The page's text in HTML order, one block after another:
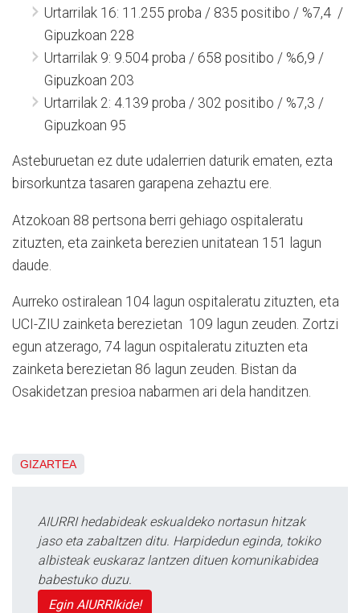
Urtarrilak 16: 11.255 proba / 835 positibo / %7,4 /
Gipuzkoan 228
Urtarrilak 9: 9.504 proba / 658 positibo / %6,9 /
Gipuzkoan 203
Urtarrilak 2: 4.139 proba / 302 positibo / %7,3 /
Gipuzkoan 95
Asteburuetan ez dute udalerrien daturik ematen, ezta
birsorkuntza tasaren garapena zehaztu ere.
Atzokoan 88 pertsona berri gehiago ospitaleratu
zituzten, eta zainketa berezien unitatean 151 lagun
daude.
Aurreko ostiralean 104 lagun ospitaleratu zituzten, eta
UCI-ZIU zainketa berezietan 109 lagun zeuden. Zortzi
egun atzerago, 74 lagun ospitaleratu zituzten eta
zainketa berezietan 86 lagun zeuden. Bistan da
Osakidetzan presioa nabarmen ari dela handitzen.
GIZARTEA
AIURRI hedabideak eskualdeko nortasun hitzak
jaso eta zabaltzen ditu. Harpidedun eginda, tokiko
albisteak euskaraz lantzen dituen komunikabidea
babestuko duzu.
Egin AIURRIkide!